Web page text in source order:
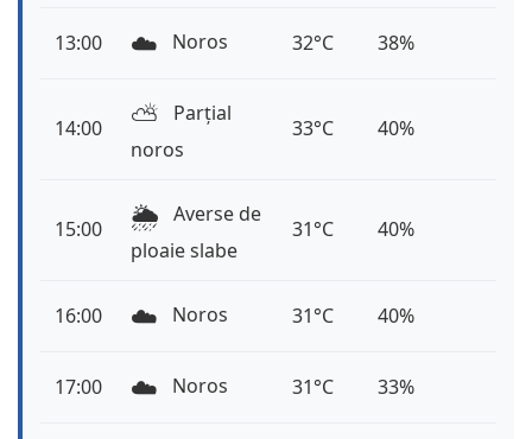
13:00 ☁️ Noros 32°C 38%
14:00 ⛅️
Parțial
noros
33°C 40%
15:00 🌦️ Averse de
ploaie slabe
31°C 40%
16:00 ☁️ Noros 31°C 40%
17:00 ☁️ Noros 31°C 33%